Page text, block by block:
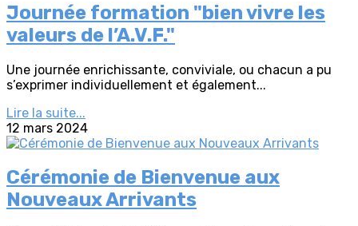
Journée formation "bien vivre les
valeurs de l’A.V.F."
Une journée enrichissante, conviviale, ou chacun a pu
s’exprimer individuellement et également...
Lire la suite...
12 mars 2024
Cérémonie de Bienvenue aux
Nouveaux Arrivants